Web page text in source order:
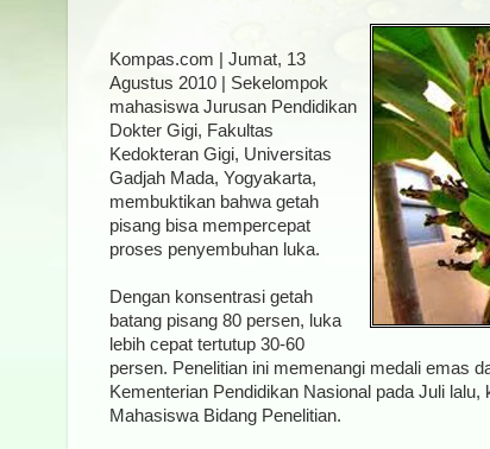
Kompas.com | Jumat, 13
Agustus 2010 | Sekelompok
mahasiswa Jurusan Pendidikan
Dokter Gigi, Fakultas
Kedokteran Gigi, Universitas
Gadjah Mada, Yogyakarta,
membuktikan bahwa getah
pisang bisa mempercepat
proses penyembuhan luka.
Dengan konsentrasi getah
batang pisang 80 persen, luka
lebih cepat tertutup 30-60
persen. Penelitian ini memenangi medali emas
Kementerian Pendidikan Nasional pada Juli
Mahasiswa Bidang Penelitian.